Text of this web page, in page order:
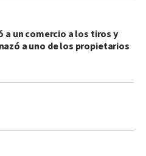
a un comercio a los tiros y
a uno de los propietarios